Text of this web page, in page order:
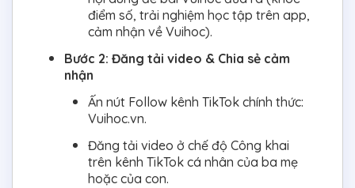
điểm số, trải nghiệm học tập trên app,
cảm nhận về Vuihoc).
Bước 2: Đăng tải video & Chia sẻ cảm
nhận
Ấn nút Follow kênh TikTok chính thức:
Vuihoc.vn.
Đăng tải video ở chế độ Công khai
trên kênh TikTok cá nhân của ba mẹ
hoặc của con.